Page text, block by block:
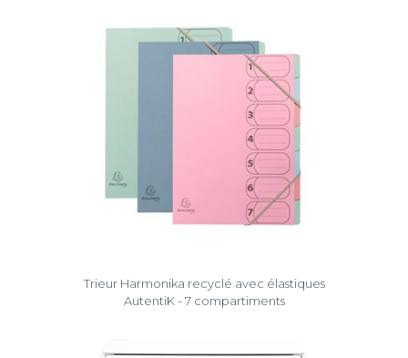
Trieur Harmonika recyclé avec élastiques
AutentiK - 7 compartiments